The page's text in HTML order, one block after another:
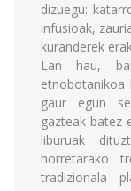
dizuegu:
infusioak,
kuranderek
Lan hau,
etnobotanikoa
gaur egun
gazteak batez
liburuak
horretarako
tradizionala